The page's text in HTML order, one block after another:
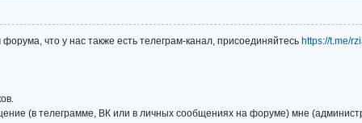
что у нас также есть телеграм-канал, присоединяйтесь https://t.me/
(в телеграмме, ВК или в личных сообщениях на форуме) мне